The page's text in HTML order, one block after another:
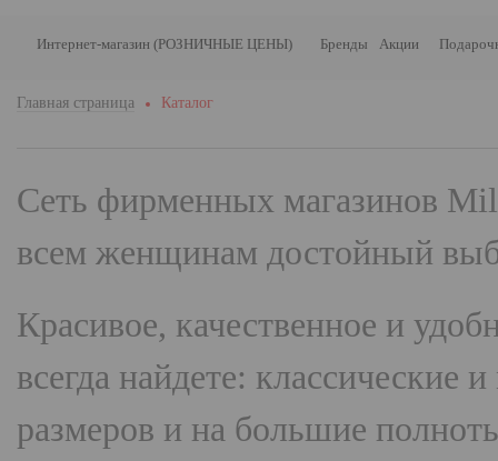
Интернет-магазин (РОЗНИЧНЫЕ ЦЕНЫ) Бренды Акции
Главная страница Каталог
Сеть фирменных магазинов
всем женщинам достойный
Красивое, качественное и
всегда найдете:
размеров и на большие